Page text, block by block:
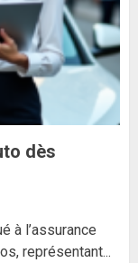
dès
à l’assurance
représentant...